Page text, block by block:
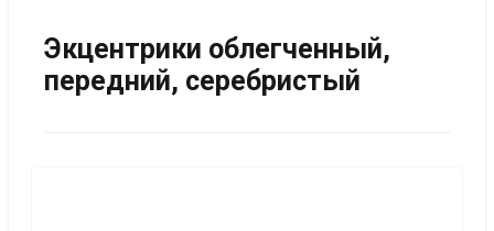
Экцентрики облегченный,
передний, серебристый